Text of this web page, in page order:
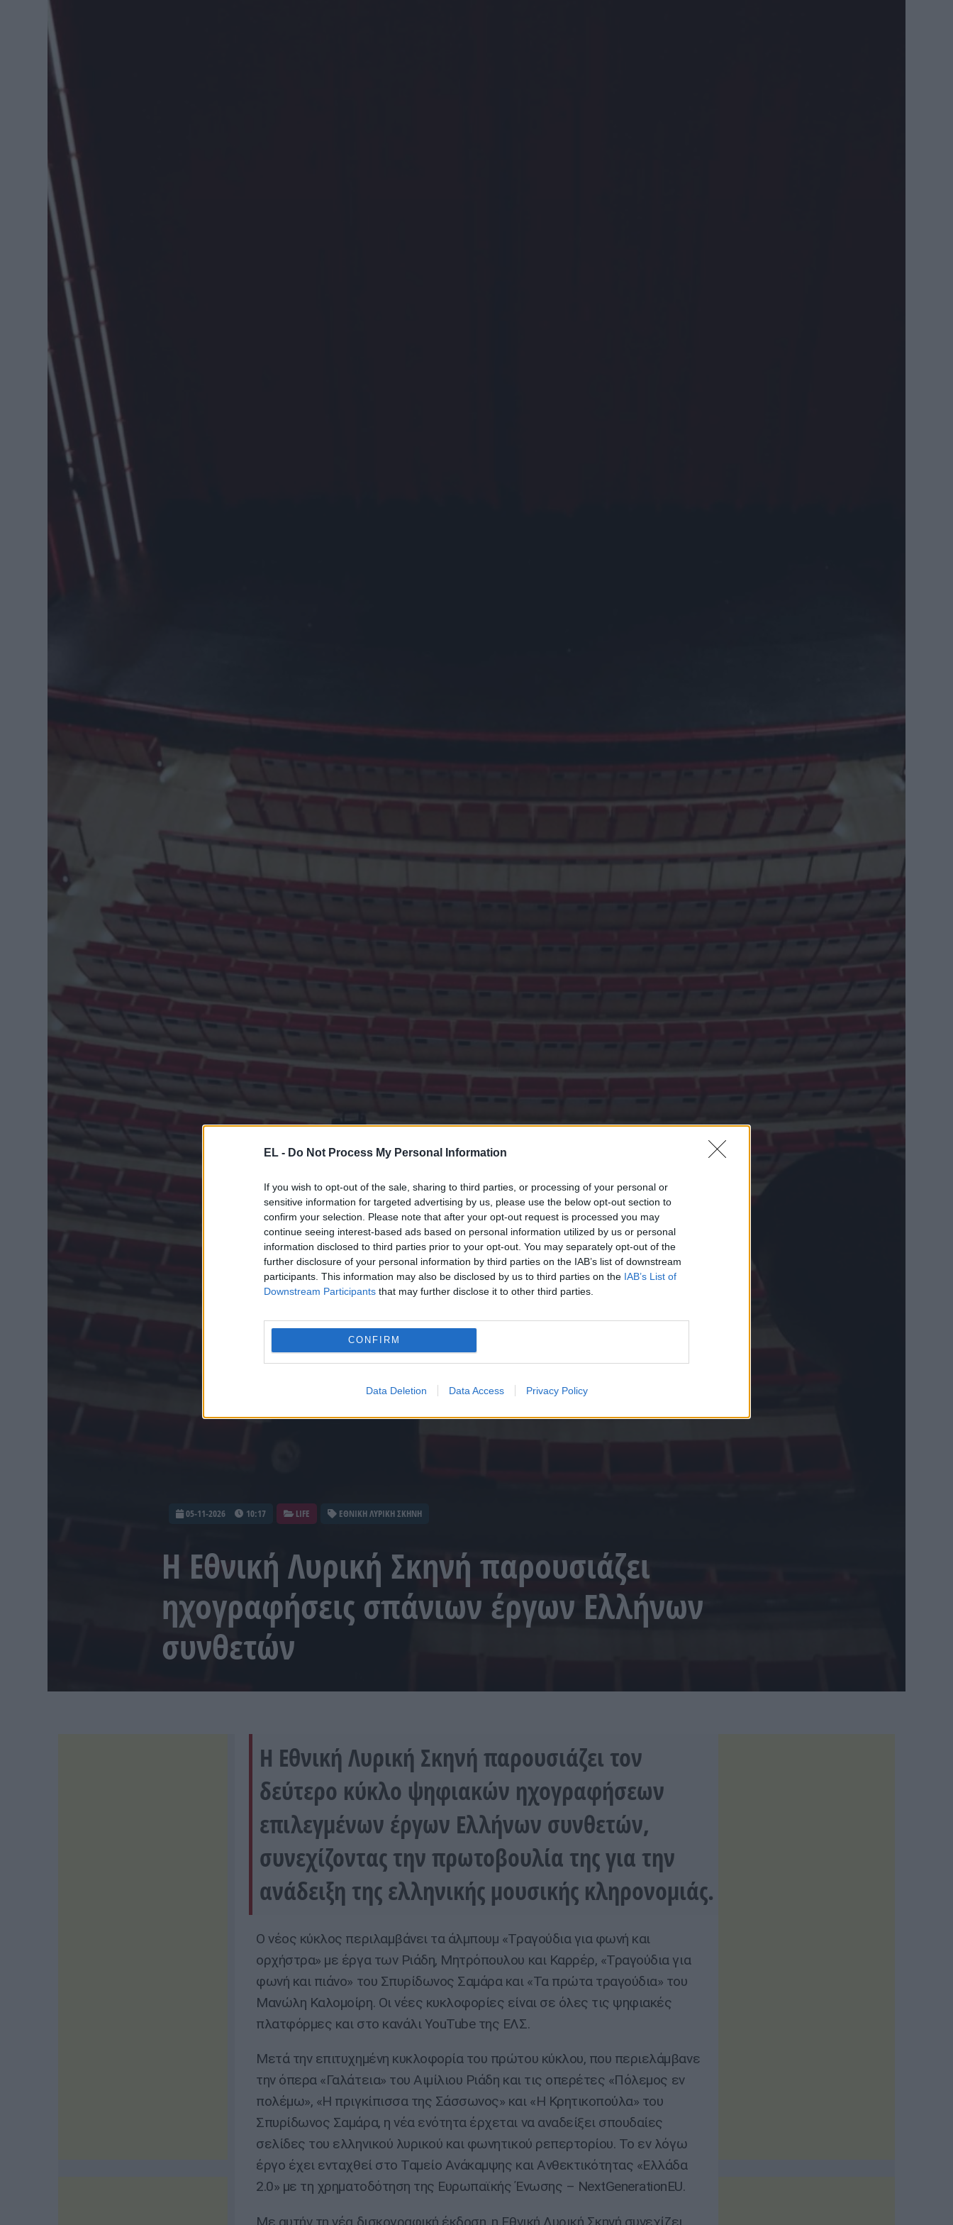
EL - Do Not Process My Personal Information
If you wish to opt-out of the sale, sharing to third parties, or processing of your personal or
sensitive information for targeted advertising by us, please use the below opt-out section to
confirm your selection. Please note that after your opt-out request is processed you may
continue seeing interest-based ads based on personal information utilized by us or personal
information disclosed to third parties prior to your opt-out. You may separately opt-out of the
further disclosure of your personal information by third parties on the IAB’s list of downstream
participants. This information may also be disclosed by us to third parties on the IAB’s List of
Downstream Participants that may further disclose it to other third parties.
CONFIRM
Data Deletion Data Access Privacy Policy
05-11-2026 10:17 LIFE ΕΘΝΙΚΗ ΛΥΡΙΚΗ ΣΚΗΝΗ
Η Εθνική Λυρική Σκηνή παρουσιάζει
ηχογραφήσεις σπάνιων έργων Ελλήνων
συνθετών
Η Εθνική Λυρική Σκηνή παρουσιάζει τον
δεύτερο κύκλο ψηφιακών ηχογραφήσεων
επιλεγμένων έργων Ελλήνων συνθετών,
συνεχίζοντας την πρωτοβουλία της για την
ανάδειξη της ελληνικής μουσικής κληρονομιάς.
Ο νέος κύκλος περιλαμβάνει τα άλμπουμ «Τραγούδια για φωνή και
ορχήστρα» με έργα των Ριάδη, Μητρόπουλου και Καρρέρ, «Τραγούδια για
φωνή και πιάνο» του Σπυρίδωνος Σαμάρα και «Τα πρώτα τραγούδια» του
Μανώλη Καλομοίρη. Οι νέες κυκλοφορίες είναι σε όλες τις ψηφιακές
πλατφόρμες και στο κανάλι YouTube της ΕΛΣ.
Μετά την επιτυχημένη κυκλοφορία του πρώτου κύκλου, που περιελάμβανε
την όπερα «Γαλάτεια» του Αιμίλιου Ριάδη και τις οπερέτες «Πόλεμος εν
πολέμω», «Η πριγκίπισσα της Σάσσωνος» και «Η Κρητικοπούλα» του
Σπυρίδωνος Σαμάρα, η νέα ενότητα έρχεται να αναδείξει σπουδαίες
σελίδες του ελληνικού λυρικού και φωνητικού ρεπερτορίου. Το εν λόγω
έργο έχει ενταχθεί στο Ταμείο Ανάκαμψης και Ανθεκτικότητας «Ελλάδα
2.0» με τη χρηματοδότηση της Ευρωπαϊκής Ένωσης – NextGenerationEU.
Με αυτήν τη νέα δισκογραφική έκδοση, η Εθνική Λυρική Σκηνή συνεχίζει